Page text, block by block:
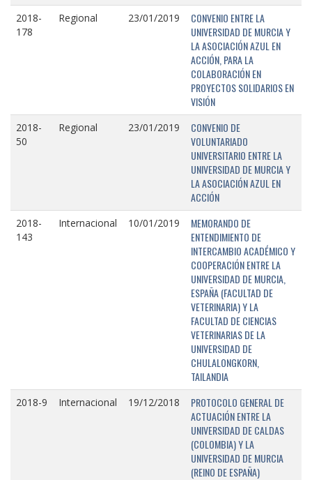
2018-
178
Regional 23/01/2019
CONVENIO ENTRE LA
UNIVERSIDAD DE MURCIA Y
LA ASOCIACIÓN AZUL EN
ACCIÓN, PARA LA
COLABORACIÓN EN
PROYECTOS SOLIDARIOS EN
VISIÓN
2018-
50
Regional 23/01/2019
CONVENIO DE
VOLUNTARIADO
UNIVERSITARIO ENTRE LA
UNIVERSIDAD DE MURCIA Y
LA ASOCIACIÓN AZUL EN
ACCIÓN
2018-
143
Internacional 10/01/2019
MEMORANDO DE
ENTENDIMIENTO DE
INTERCAMBIO ACADÉMICO Y
COOPERACIÓN ENTRE LA
UNIVERSIDAD DE MURCIA,
ESPAÑA (FACULTAD DE
VETERINARIA) Y LA
FACULTAD DE CIENCIAS
VETERINARIAS DE LA
UNIVERSIDAD DE
CHULALONGKORN,
TAILANDIA
2018-9 Internacional 19/12/2018
PROTOCOLO GENERAL DE
ACTUACIÓN ENTRE LA
UNIVERSIDAD DE CALDAS
(COLOMBIA) Y LA
UNIVERSIDAD DE MURCIA
(REINO DE ESPAÑA)